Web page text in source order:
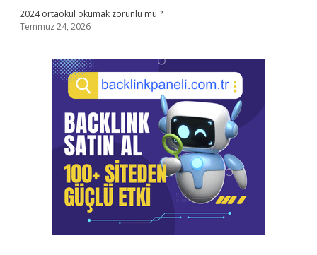
2024 ortaokul okumak zorunlu mu ?
Temmuz 24, 2026